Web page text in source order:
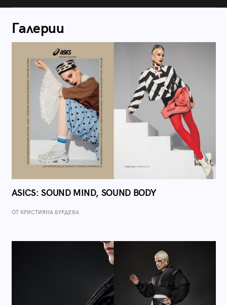
Галерии
ASICS: SOUND MIND, SOUND BODY
ОТ КРИСТИЯНА БУРДЕВА